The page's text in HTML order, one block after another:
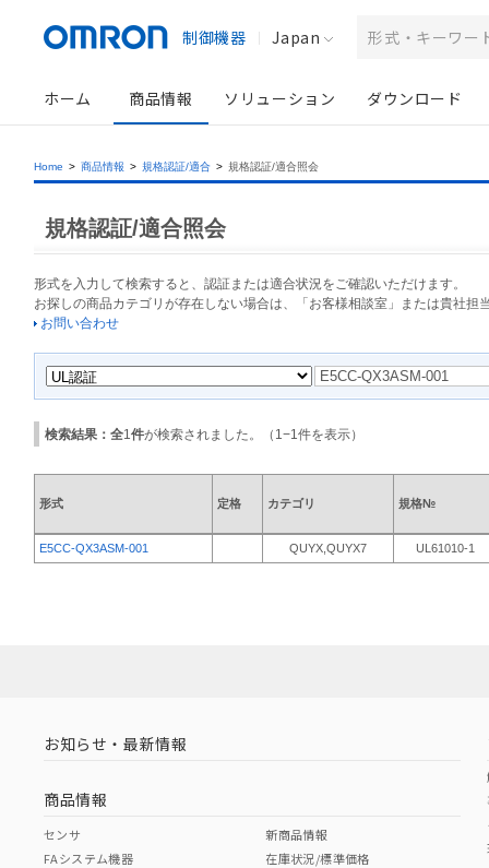
制御機器 Japan
ホーム 商品情報 ソリューション ダウンロード
Home > 商品情報 > 規格認証/適合 > 規格認証/適合照会
規格認証/適合照会
形式を入力して検索すると、認証または適合状況をご確認いただけます。
お探しの商品カテゴリが存在しない場合は、「お客様相談室」または貴社担
お問い合わせ
検索結果：全1 件が検索されました。（ 1 −1 件を表示）
形式 定格 カテゴリ 規格№
E5CC-QX3ASM-001 QUYX,QUYX7 UL61010-1
お知らせ・最新情報
商品情報
センサ
FAシステム機器
新商品情報
在庫状況/標準価格